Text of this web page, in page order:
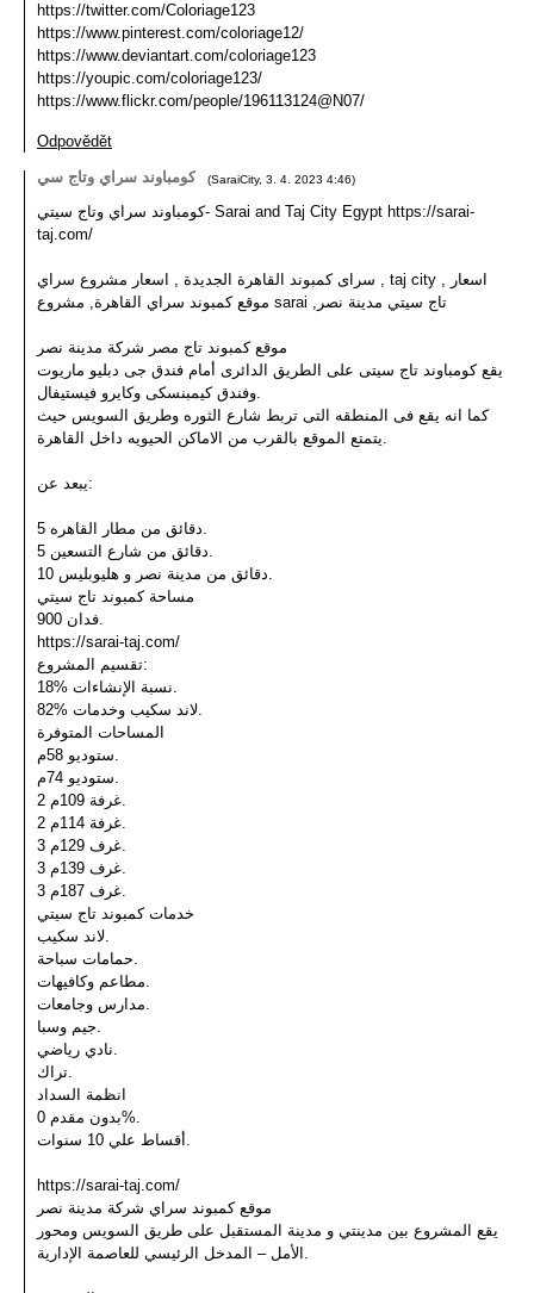
https://twitter.com/Coloriage123
https://www.pinterest.com/coloriage12/
https://www.deviantart.com/coloriage123
https://youpic.com/coloriage123/
https://www.flickr.com/people/196113124@N07/
Odpovědět
كومباوند سراي وتاج سي
(SaraiCity, 3. 4. 2023 4:46)
كومباوند سراي وتاج سيتي- Sarai and Taj City Egypt https://sarai-
taj.com/
سراى كمبوند القاهرة الجديدة , اسعار مشروع سراي , taj city اسعار ,
موقع كمبوند سراي القاهرة, مشروع sarai ,تاج سيتي مدينة نصر
موقع كمبوند تاج مصر شركة مدينة نصر
يقع كومباوند تاج سيتى على الطريق الدائرى أمام فندق جى دبليو ماريوت
وفندق كيمبنسكى وكايرو فيستيفال.
كما انه يقع فى المنطقه التى تربط شارع الثوره وطريق السويس حيث
يتمتع الموقع بالقرب من الاماكن الحيويه داخل القاهرة.
يبعد عن:
5 دقائق من مطار القاهره.
5 دقائق من شارع التسعين.
10 دقائق من مدينة نصر و هليوبليس.
مساحة كمبوند تاج سيتي
900 فدان.
https://sarai-taj.com/
تقسيم المشروع:
18% نسبة الإنشاءات.
82% لاند سكيب وخدمات.
المساحات المتوفرة
ستوديو 58م.
ستوديو 74م.
2 غرفة 109م.
2 غرفة 114م.
3 غرف 129م.
3 غرف 139م.
3 غرف 187م.
خدمات كمبوند تاج سيتي
لاند سكيب.
حمامات سباحة.
مطاعم وكافيهات.
مدارس وجامعات.
جيم وسبا.
نادي رياضي.
تراك.
انظمة السداد
بدون مقدم 0%.
أقساط علي 10 سنوات.
https://sarai-taj.com/
موقع كمبوند سراي شركة مدينة نصر
يقع المشروع بين مدينتي و مدينة المستقبل على طريق السويس ومحور
الأمل – المدخل الرئيسي للعاصمة الإدارية.